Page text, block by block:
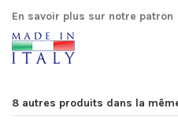
En savoir plus sur notre patron
8 autres produits dans la